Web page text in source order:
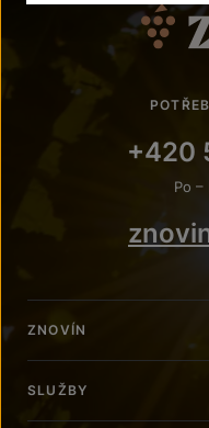
+420
Po –
ZNOVÍN
SLUŽBY